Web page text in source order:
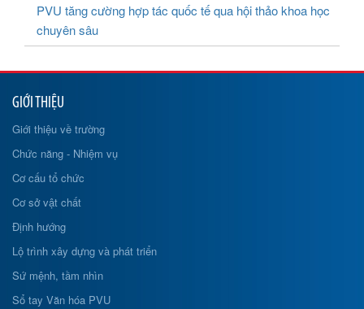
PVU tăng cường hợp tác quốc tế qua hội thảo khoa học
chuyên sâu
GIỚI THIỆU
Giới thiệu về trường
Chức năng - Nhiệm vụ
Cơ cấu tổ chức
Cơ sở vật chất
Định hướng
Lộ trình xây dựng và phát triển
Sứ mệnh, tầm nhìn
Sổ tay Văn hóa PVU